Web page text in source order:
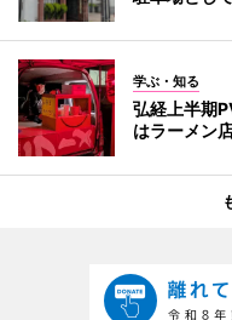
学ぶ・知る
弘経上半期
はラーメン